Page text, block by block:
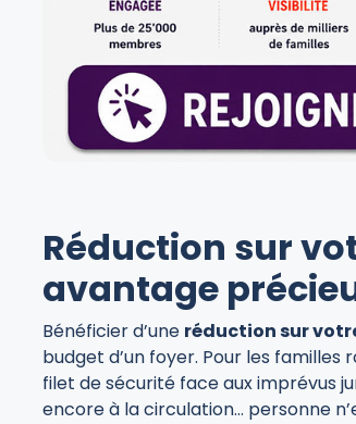
Réduction sur
avantage
Bénéficier d’une réduction sur
budget d’un foyer. Pour les
filet de sécurité face aux imprévus
encore à la circulation… personne